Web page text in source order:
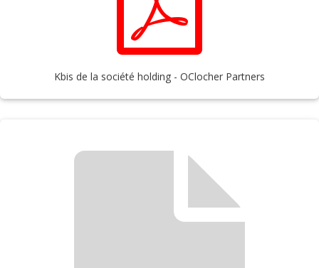
Kbis de la société holding - OClocher Partners